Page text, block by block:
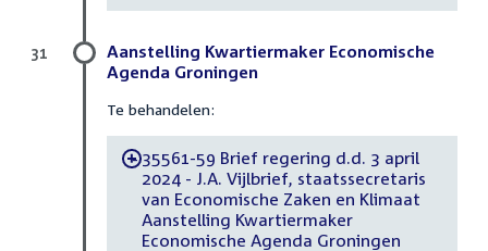
Aanstelling Kwartiermaker Economische
Agenda Groningen
Te behandelen:
-35561-59 Brief regering d.d. 3 april
2024 - J.A. Vijlbrief, staatssecretaris
van Economische Zaken en Klimaat
Aanstelling Kwartiermaker
Economische Agenda Groningen
31